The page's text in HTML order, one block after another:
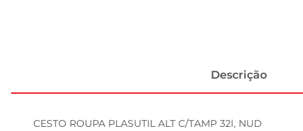
Descrição
CESTO ROUPA PLASUTIL ALT C/TAMP 32l, NUD